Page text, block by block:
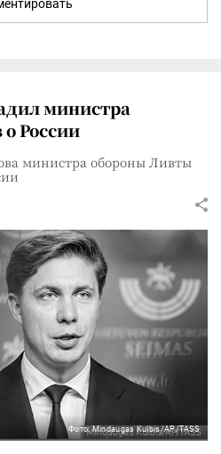
министра
о России
министра обороны Ливты
Фото: Mindaugas Kulbis/AP/TASS